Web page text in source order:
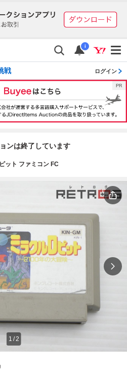
i
戦 ログイン
ンは終了しています
ット ファミコン FC
1 /2